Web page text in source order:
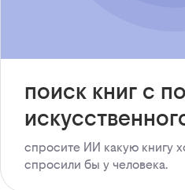
поиск книг с
спросите ИИ какую книгу
спросили бы у человека.